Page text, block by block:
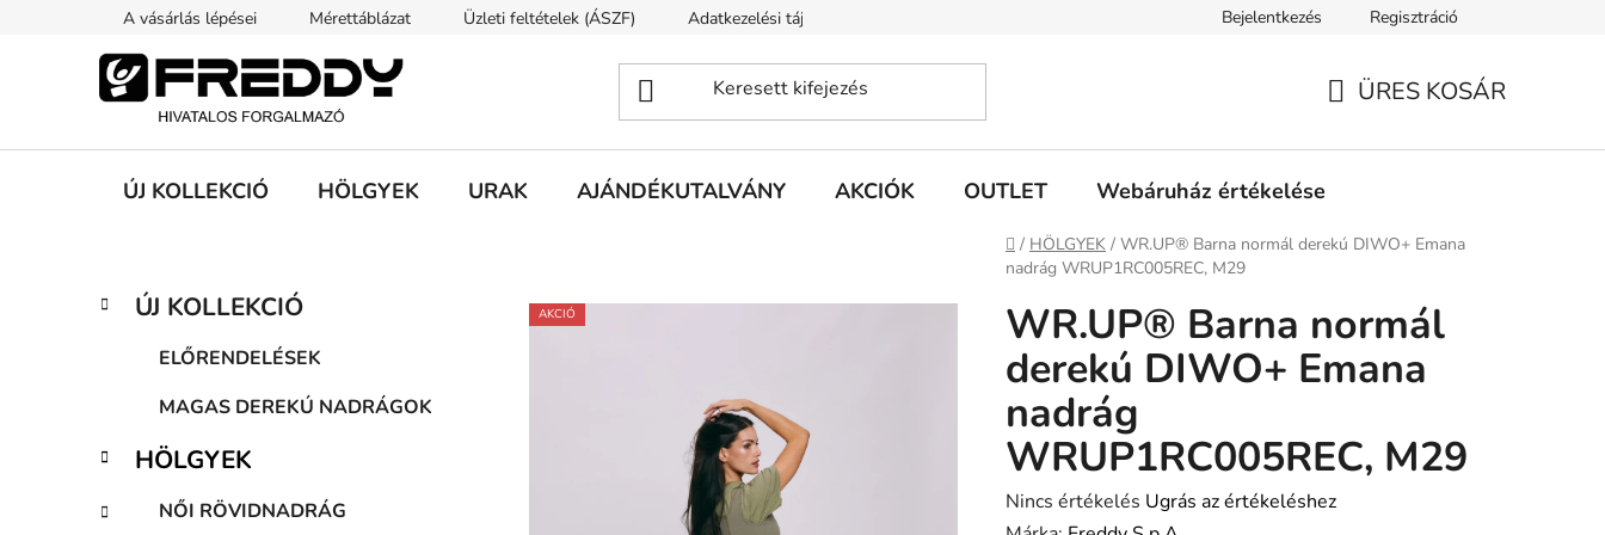
tartalomhoz
A vásárlás lépései Mérettáblázat Üzleti feltételek (ÁSZF) Adatkezelési tájékoztató Fizetési feltételek Kereskedőknek
Bejelentkezés Regisztráció
ÜRES KOSÁR
ÚJ KOLLEKCIÓ HÖLGYEK URAK AJÁNDÉKUTALVÁNY AKCIÓK OUTLET Webáruház értékelése
Kezdőlap
/ HÖLGYEK / WR.UP® Barna normál derekú DIWO+ Emana
nadrág WRUP1RC005REC, M29
O
s
p
Kategóriák
átugrása
K
a
r
á
k
ÚJ KOLLEKCIÓ
ELŐRENDELÉSEK
MAGAS DEREKÚ NADRÁGOK
HÖLGYEK
NŐI RÖVIDNADRÁG
WR.UP® Barna normál
derekú DIWO+ Emana
nadrág
WRUP1RC005REC, M29
A
Nincs értékelés Ugrás az értékeléshez
AKCIÓ